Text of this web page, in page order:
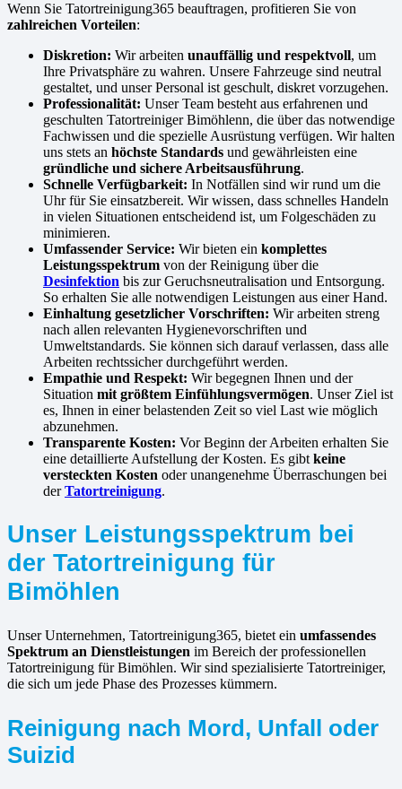
Wenn Sie Tatortreinigung365 beauftragen, profitieren Sie von
zahlreichen Vorteilen:
Diskretion: Wir arbeiten unauffällig und respektvoll, um
Ihre Privatsphäre zu wahren. Unsere Fahrzeuge sind neutral
gestaltet, und unser Personal ist geschult, diskret vorzugehen.
Professionalität: Unser Team besteht aus erfahrenen und
geschulten Tatortreiniger Bimöhlenn, die über das notwendige
Fachwissen und die spezielle Ausrüstung verfügen. Wir halten
uns stets an höchste Standards und gewährleisten eine
gründliche und sichere Arbeitsausführung.
Schnelle Verfügbarkeit: In Notfällen sind wir rund um die
Uhr für Sie einsatzbereit. Wir wissen, dass schnelles Handeln
in vielen Situationen entscheidend ist, um Folgeschäden zu
minimieren.
Umfassender Service: Wir bieten ein komplettes
Leistungsspektrum von der Reinigung über die
Desinfektion bis zur Geruchsneutralisation und Entsorgung.
So erhalten Sie alle notwendigen Leistungen aus einer Hand.
Einhaltung gesetzlicher Vorschriften: Wir arbeiten streng
nach allen relevanten Hygienevorschriften und
Umweltstandards. Sie können sich darauf verlassen, dass alle
Arbeiten rechtssicher durchgeführt werden.
Empathie und Respekt: Wir begegnen Ihnen und der
Situation mit größtem Einfühlungsvermögen. Unser Ziel ist
es, Ihnen in einer belastenden Zeit so viel Last wie möglich
abzunehmen.
Transparente Kosten: Vor Beginn der Arbeiten erhalten Sie
eine detaillierte Aufstellung der Kosten. Es gibt keine
versteckten Kosten oder unangenehme Überraschungen bei
derTatortreinigung.
Unser Leistungsspektrum bei
der Tatortreinigung für
Bimöhlen
Unser Unternehmen, Tatortreinigung365, bietet ein umfassendes
Spektrum an Dienstleistungen im Bereich der professionellen
Tatortreinigung für Bimöhlen. Wir sind spezialisierte Tatortreiniger,
die sich um jede Phase des Prozesses kümmern.
Reinigung nach Mord, Unfall oder
Suizid